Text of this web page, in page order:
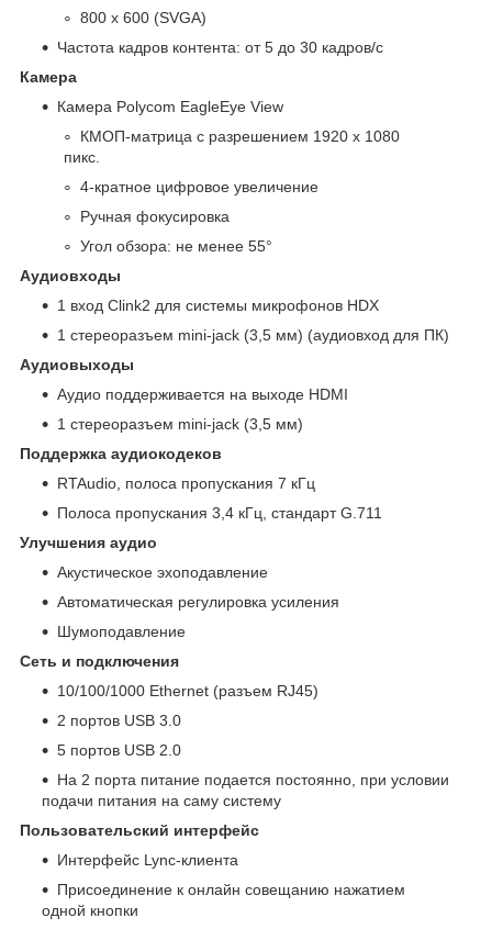
800 x 600 (SVGA)
Частота кадров контента: от 5 до 30 кадров/с
Камера
Камера Polycom EagleEye View
КМОП-матрица с разрешением 1920 x 1080
пикс.
4-кратное цифровое увеличение
Ручная фокусировка
Угол обзора: не менее 55°
Аудиовходы
1 вход Clink2 для системы микрофонов HDX
1 стереоразъем mini-jack (3,5 мм) (аудиовход для ПК)
Аудиовыходы
Аудио поддерживается на выходе HDMI
1 стереоразъем mini-jack (3,5 мм)
Поддержка аудиокодеков
RTAudio, полоса пропускания 7 кГц
Полоса пропускания 3,4 кГц, стандарт G.711
Улучшения аудио
Акустическое эхоподавление
Автоматическая регулировка усиления
Шумоподавление
Сеть и подключения
10/100/1000 Ethernet (разъем RJ45)
2 портов USB 3.0
5 портов USB 2.0
На 2 порта питание подается постоянно, при условии
подачи питания на саму систему
Пользовательский интерфейс
Интерфейс Lync-клиента
Присоединение к онлайн совещанию нажатием
одной кнопки